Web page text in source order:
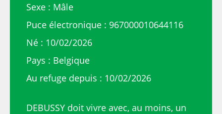
Sexe : Mâle
Puce électronique : 967000010644116
Né : 10/02/2026
Pays : Belgique
Au refuge depuis : 10/02/2026
DEBUSSY doit vivre avec, au moins, un